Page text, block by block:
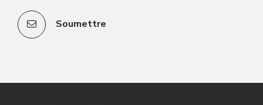
Soumettre